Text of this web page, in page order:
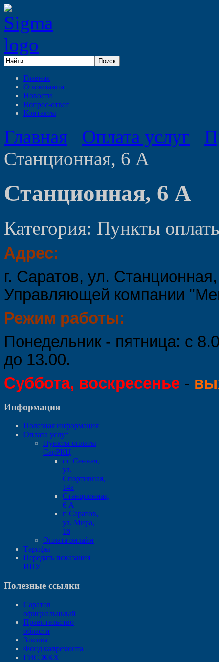
Главная
О компании
Новости
Вопрос-ответ
Контакты
Главная Оплата услуг
Станционная, 6 А
Станционная, 6 А
Категория: Пункты
Адрес:
г. Саратов, ул.
Управляющей компании
Режим работы:
Понедельник - пятница: с
до 13.00.
Суббота, воскресенье -
Информация
Полезная информация
Оплата услуг
Пункты оплаты
СарРКЦ
ст. Сенная,
ул.
Спортивная,
14а
Станционная,
6 А
г. Саратов,
ул. Мира,
16
Оплата онлайн
Тарифы
Передать показания
ИПУ
Полезные ссылки
Саратов
официальныый
Правительство
области
Законы
Фонд капремонта
ГИС ЖКХ